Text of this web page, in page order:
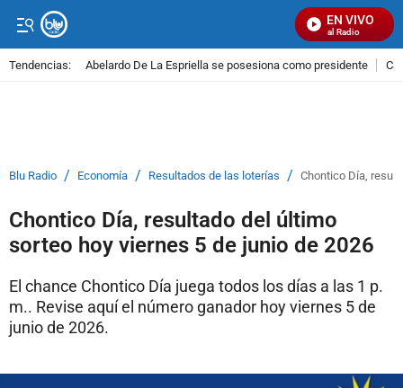
EN VIVO
Señal Visual Radio
Tendencias: Abelardo De La Espriella se posesiona como presidente
Blu Radio / Economía / Resultados de las loterías / Chontico Día,
Chontico Día, resultado del último
sorteo hoy viernes 5 de junio de 2026
El chance Chontico Día juega todos los días a las 1 p.
m.. Revise aquí el número ganador hoy viernes 5 de
junio de 2026.